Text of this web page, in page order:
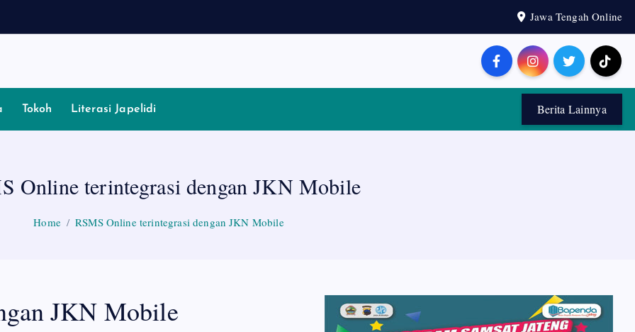
Jawa Tengah Online
Tokoh Literasi Japelidi Berita Lainnya
Online terintegrasi dengan JKN Mobile
Home RSMS Online terintegrasi dengan JKN Mobile
JKN Mobile